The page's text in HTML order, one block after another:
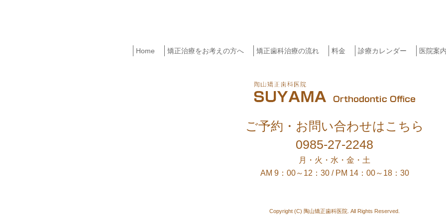
Home 矯正治療をお考えの方へ 矯正歯科治療の流れ 料金 診療カレンダー 医院案内
ご予約・お問い合わせはこちら
0985-27-2248
月・火・水・金・土
AM 9：00～12：30 / PM 14：00～18：30
Copyright (C) 陶山矯正歯科医院. All Rights Reserved.